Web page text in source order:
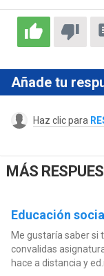
Añade tu
Haz clic para
MÁS
Educación
Me gustaría saber si
convalidas
hace a distancia y